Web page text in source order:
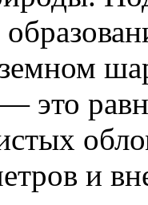
это
и